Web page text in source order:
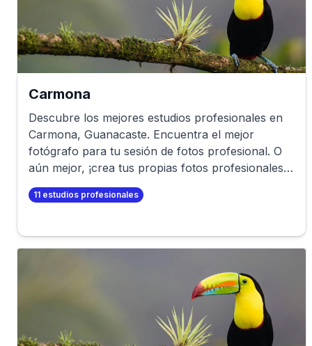
Carmona
Descubre los mejores estudios profesionales en
Carmona, Guanacaste. Encuentra el mejor
fotógrafo para tu sesión de fotos profesional. O
aún mejor, ¡crea tus propias fotos profesionales
en minutos!
11 estudios profesionales